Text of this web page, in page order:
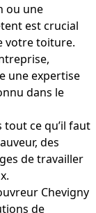
ou une
est crucial
votre toiture.
une expertise
dans le
ce qu’il faut
des
de travailler
Chevigny
de